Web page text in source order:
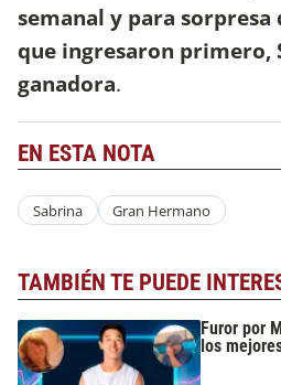
semanal y para sorpresa
que ingresaron primero,
ganadora.
EN ESTA NOTA
Sabrina Gran Hermano
TAMBIÉN TE PUEDE
Furor por
los